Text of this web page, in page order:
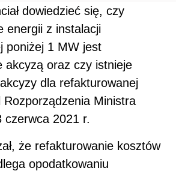
dowiedzieć się, czy
energii z instalacji
poniżej 1 MW jest
akcyzą oraz czy istnieje
dla refakturowanej
Rozporządzenia Ministra
czerwca 2021 r.
że refakturowanie kosztów
opodatkowaniu